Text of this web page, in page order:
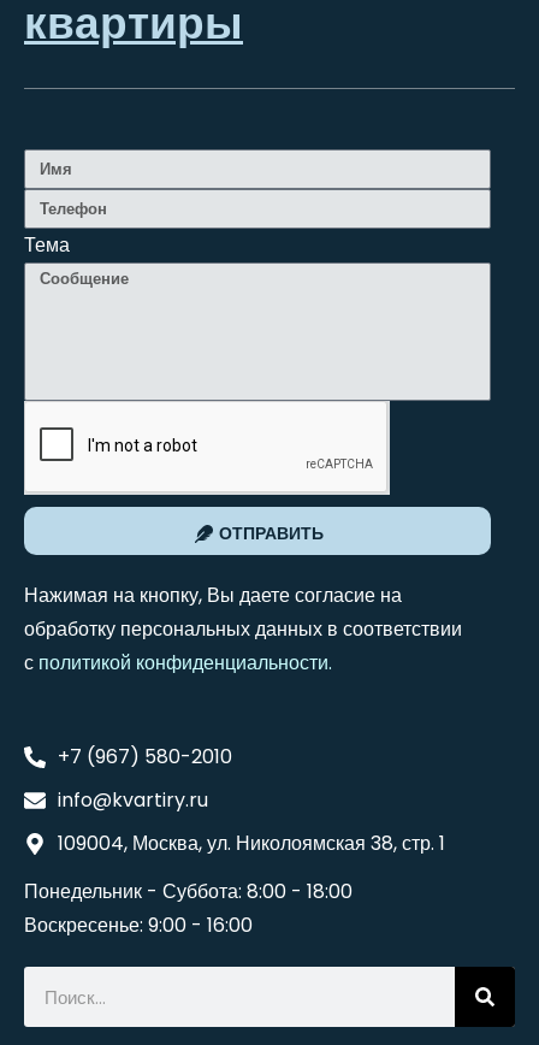
квартиры
Тема
ОТПРАВИТЬ
Нажимая на кнопку, Вы даете согласие на
обработку персональных данных в соответствии
с политикой конфиденциальности.
+7 (967) 580-2010
info@kvartiry.ru
109004, Москва, ул. Николоямская 38, стр. 1
Понедельник - Суббота: 8:00 - 18:00
Воскресенье: 9:00 - 16:00